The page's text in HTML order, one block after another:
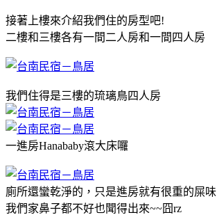
接著上樓來介紹我們住的房型吧!
二樓和三樓各有一間二人房和一間四人房
我們住得是三樓的琉璃鳥四人房
一進房Hanababy滾大床囉
廁所還蠻乾淨的，只是進房就有很重的屎味
我們家鼻子都不好也聞得出來~~囧rz